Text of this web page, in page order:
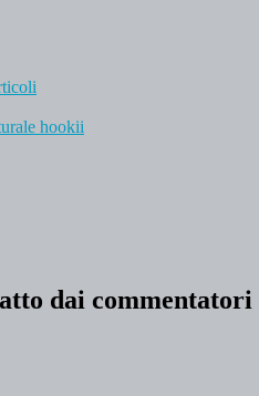
hookii
dai commentatori